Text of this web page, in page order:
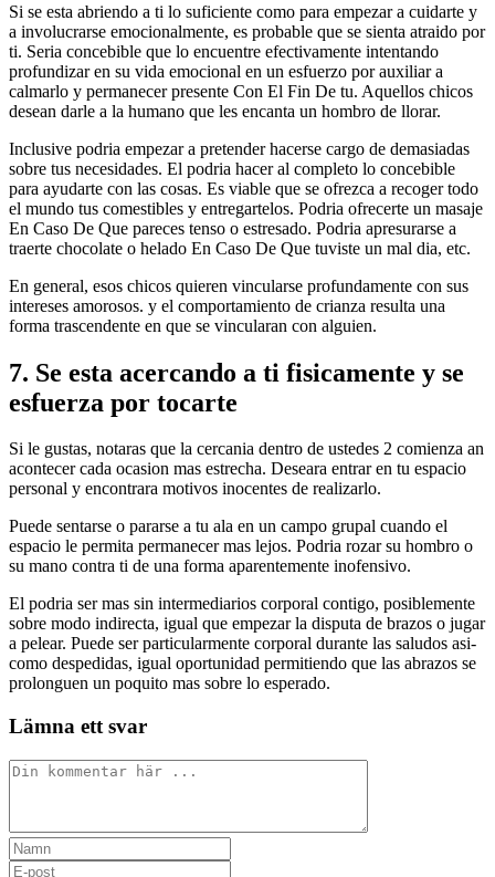
Si se esta abriendo a ti lo suficiente como para empezar a cuidarte y
a involucrarse emocionalmente, es probable que se sienta atraido por
ti. Seri­a concebible que lo encuentre efectivamente intentando
profundizar en su vida emocional en un esfuerzo por auxiliar a
calmarlo y permanecer presente Con El Fin De tu. Aquellos chicos
desean darle a la humano que les encanta un hombro de llorar.
Inclusive podria empezar a pretender hacerse cargo de demasiadas
sobre tus necesidades. El podria hacer al completo lo concebible
para ayudarte con las cosas. Es viable que se ofrezca a recoger todo
el mundo tus comestibles y entregartelos. Podria ofrecerte un masaje
En Caso De Que pareces tenso o estresado. Podria apresurarse a
traerte chocolate o helado En Caso De Que tuviste un mal dia, etc.
En general, esos chicos quieren vincularse profundamente con sus
intereses amorosos. y el comportamiento de crianza resulta una
forma trascendente en que se vincularan con alguien.
7. Se esta acercando a ti fisicamente y se
esfuerza por tocarte
Si le gustas, notaras que la cercania dentro de ustedes 2 comienza an
acontecer cada ocasion mas estrecha. Deseara entrar en tu espacio
personal y encontrara motivos inocentes de realizarlo.
Puede sentarse o pararse a tu ala en un campo grupal cuando el
espacio le permita permanecer mas lejos. Podria rozar su hombro o
su mano contra ti de una forma aparentemente inofensivo.
El podria ser mas sin intermediarios corporal contigo, posiblemente
sobre modo indirecta, igual que empezar la disputa de brazos o jugar
a pelear. Puede ser particularmente corporal durante las saludos asi­
como despedidas, igual oportunidad permitiendo que las abrazos se
prolonguen un poquito mas sobre lo esperado.
Lämna ett svar
Kommentar
Ange
ditt
Ange